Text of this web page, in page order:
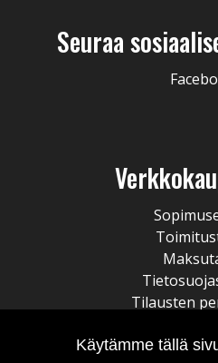
Seuraa
Tilausten
Käytämme tällä